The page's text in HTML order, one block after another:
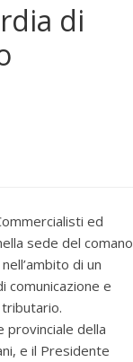
di
ed
sede del comano
di un
comunicazione e
provinciale della
e il Presidente